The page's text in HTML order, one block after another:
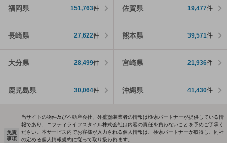
福岡県 151,763件 佐賀県 19,477件
長崎県 27,622件 熊本県 39,571件
大分県 28,499件 宮崎県 21,936件
鹿児島県 30,064件 沖縄県 41,430件
免責
事項
当サイトの物件及び不動産会社、外壁塗装業者の情報は検索パートナーが提供している情
報であり、ニフティライフスタイル株式会社は内容の責任を負わないことを予めご了承く
ださい。本サービス内でお客様が入力される個人情報は、検索パートナーが取得し、同社
の定める個人情報規約に従って取り扱われます。